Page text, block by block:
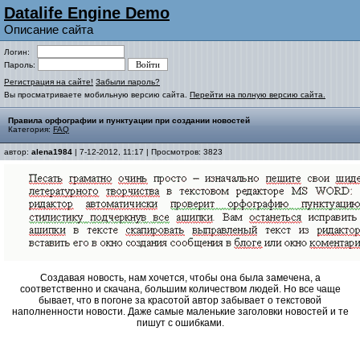
Datalife Engine Demo
Описание сайта
Логин:
Пароль:
Регистрация на сайте! Забыли пароль?
Вы просматриваете мобильную версию сайта. Перейти на полную версию сайта.
Правила орфографии и пунктуации при создании новостей
Категория: FAQ
автор: alena1984 | 7-12-2012, 11:17 | Просмотров: 3823
Создавая новость, нам хочется, чтобы она была замечена, а
соответственно и скачана, большим количеством людей. Но все чаще
бывает, что в погоне за красотой автор забывает о текстовой
наполненности новости. Даже самые маленькие заголовки новостей и те
пишут с ошибками.